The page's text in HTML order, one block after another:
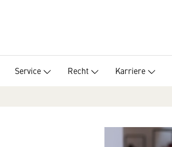
Service Recht Karriere